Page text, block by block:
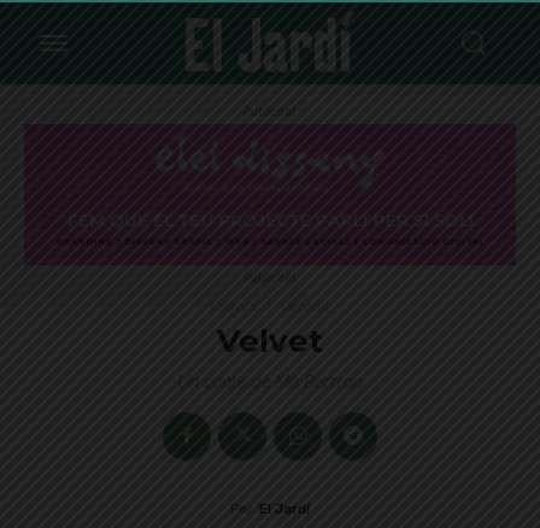
Publicitat
Publicitat
Velvet
Un conte de Mò Bertran
Per El Jardí